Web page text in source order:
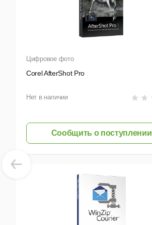
Цифровое фото
Corel AfterShot Pro
Нет в наличии
Сообщить о поступлении